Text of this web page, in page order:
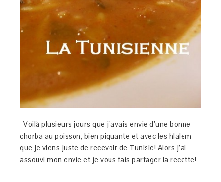
Voilà plusieurs jours que j’avais envie d’une bonne
chorba au poisson, bien piquante et avec les hlalem
que je viens juste de recevoir de Tunisie! Alors j’ai
assouvi mon envie et je vous fais partager la recette!